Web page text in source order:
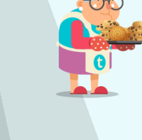
den Thomann
50 Gutscheinen
Inspirierende Beiträge